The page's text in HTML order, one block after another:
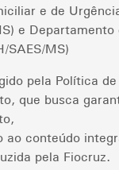
e de
e Departamento
SAES/MS)
pela Política
que busca
ao conteúdo
pela Fiocruz.